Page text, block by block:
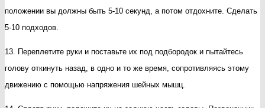
положении вы должны быть 5-10 секунд, а потом отдохните. Сделать
5-10 подходов.
13. Переплетите руки и поставьте их под подбородок и пытайтесь
голову откинуть назад, в одно и то же время, сопротивляясь этому
движению с помощью напряжения шейных мышц.